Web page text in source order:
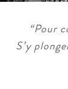
“Pour
S’y